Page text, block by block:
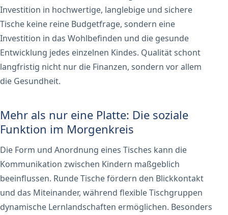
Investition in hochwertige, langlebige und sichere
Tische keine reine Budgetfrage, sondern eine
Investition in das Wohlbefinden und die gesunde
Entwicklung jedes einzelnen Kindes. Qualität schont
langfristig nicht nur die Finanzen, sondern vor allem
die Gesundheit.
Mehr als nur eine Platte: Die soziale
Funktion im Morgenkreis
Die Form und Anordnung eines Tisches kann die
Kommunikation zwischen Kindern maßgeblich
beeinflussen. Runde Tische fördern den Blickkontakt
und das Miteinander, während flexible Tischgruppen
dynamische Lernlandschaften ermöglichen. Besonders